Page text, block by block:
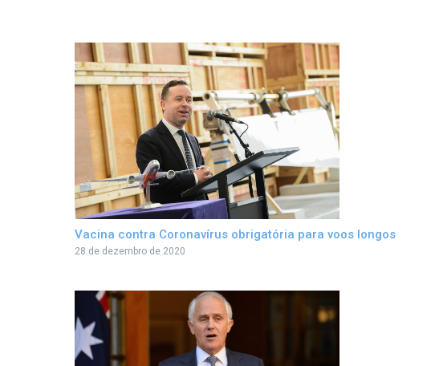
Vacina contra Coronavírus obrigatória para voos longos
28 de dezembro de 2020